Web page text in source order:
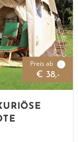
Preis ab i
€ 38,-